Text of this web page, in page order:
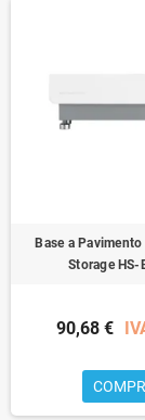
Base a
Storage HS-
90,68 €